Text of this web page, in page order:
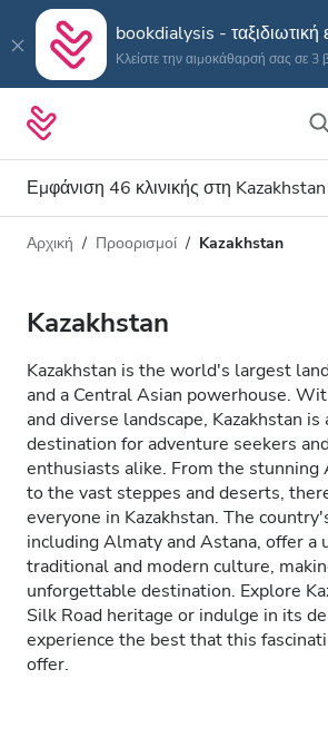
Κλείστε την αιμοκάθαρσή σας σε 3
Εμφάνιση 46 κλινικής στη Kazakhstan
Τύπος αιμοκάθαρσης
Όλες οι Αιμοκαθάρσεις
Αιμοκάθαρση HDF
Δέχεται
Ασθενείς με HIV
Ασθενείς με Ηπατίτιδα B
Ασθενείς με Ηπατίτιδα C
EHIC
Απόσταση
Τιμή
Αρχική Προορισμοί Kazakhstan
Kazakhstan
Kazakhstan is the world's largest
and a Central Asian powerhouse.
and diverse landscape, Kazakhstan is
destination for adventure seekers
enthusiasts alike. From the stunning
to the vast steppes and deserts,
everyone in Kazakhstan. The
including Almaty and Astana, offer a
traditional and modern culture,
unforgettable destination. Explore
Silk Road heritage or indulge in its
experience the best that this
offer.